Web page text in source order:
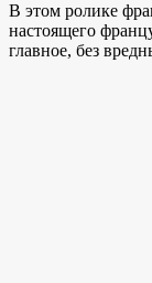
В этом ролике
настоящего
главное, без